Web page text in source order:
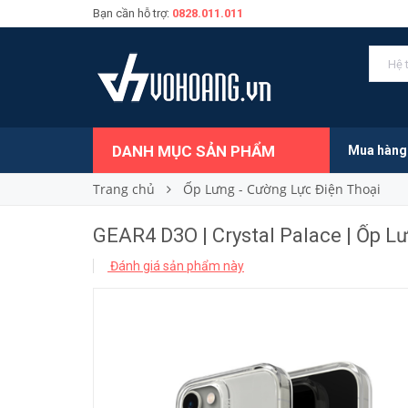
Bạn cần hỗ trợ: 0828.011.011
DANH MỤC SẢN PHẨM Mua
Trang chủ Ốp Lưng - Cường Lực Điện Thoại
GEAR4 D3O | Crystal Palace | Ốp
Đánh giá sản phẩm này